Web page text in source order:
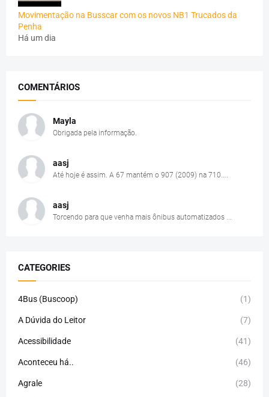
Movimentação na Busscar com os novos NB1 Trucados da
Penha
Há um dia
COMENTÁRIOS
Mayla
Obrigada pela informação.
aasj
Até hoje é assim. A 67 mantém o 907 (2009) na 710....
aasj
Torcendo para que venha mais ônibus automatizados ...
CATEGORIES
4Bus (Buscoop) (1)
A Dúvida do Leitor (7)
Acessibilidade (41)
Aconteceu há.. (46)
Agrale (28)